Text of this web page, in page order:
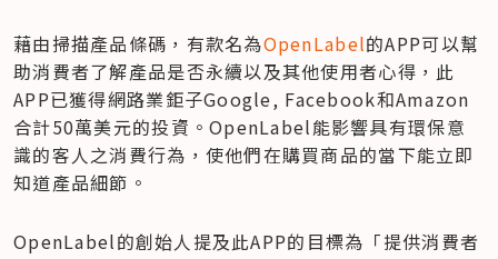
藉由掃描產品條碼，有款名為OpenLabel的APP可以幫
助消費者了解產品是否永續以及其他使用者心得，此
APP已獲得網路業鉅子Google, Facebook和Amazon
合計50萬美元的投資。OpenLabel能影響具有環保意
識的客人之消費行為，使他們在購買商品的當下能立即
知道產品細節。
OpenLabel的創始人提及此APP的目標為「提供消費者